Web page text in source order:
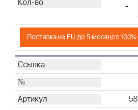
-
Поставка из EU до 5 месяцев